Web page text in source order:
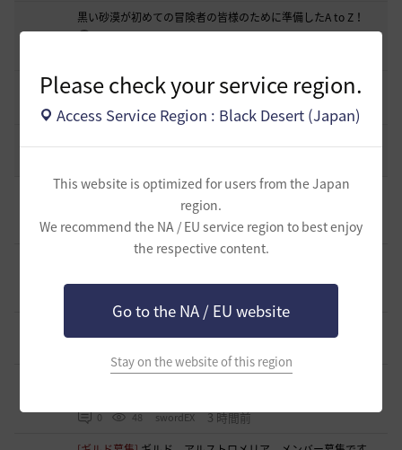
Please check your service region.
Access Service Region : Black Desert (Japan)
This website is optimized for users from the Japan
region.
We recommend the NA / EU service region to best enjoy
the respective content.
Go to the NA / EU website
Stay on the website of this region
19
黒い砂漠が初めての冒険者の皆様のために準備したA to Z！
8
エント研究室動画集
32.4K 黒い砂漠 2021.05.12
51
[TIP&攻略]エダナの王位戦 裏テクニック や所感など
0 243 エレメル 1 時間前
新設生活系ギルド「OneRoom」創設メンバー
0 48 swordEX 3 時間前